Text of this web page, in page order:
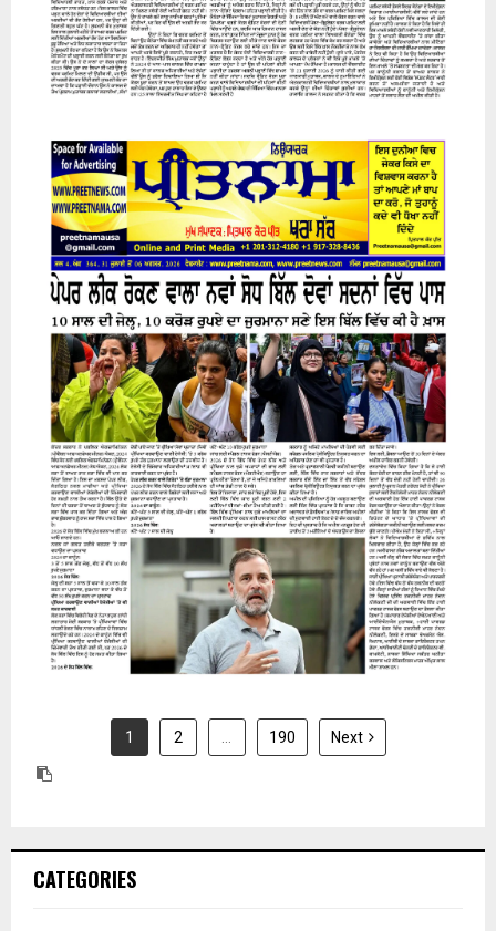
31 July 2026
1 2 … 190 Next
CATEGORIES